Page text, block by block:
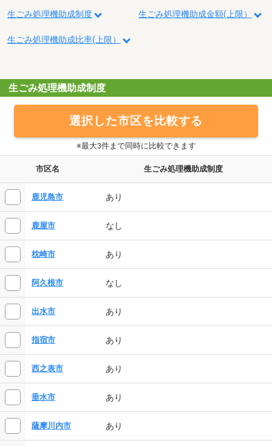
生ごみ処理機助成制度 生ごみ処理機助成金額(上限）
生ごみ処理機助成比率(上限）
生ごみ処理機助成制度
選択した市区を比較する
※最大3件まで同時に比較できます
市区名 生ごみ処理機助成制度
鹿児島市 あり
鹿屋市 なし
枕崎市 あり
阿久根市 なし
出水市 あり
指宿市 あり
西之表市 あり
垂水市 あり
薩摩川内市 あり